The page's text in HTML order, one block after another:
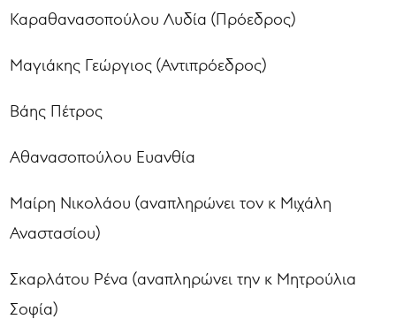
Καραθανασοπούλου Λυδία (Πρόεδρος)
Μαγιάκης Γεώργιος (Αντιπρόεδρος)
Βάης Πέτρος
Αθανασοπούλου Ευανθία
Μαίρη Νικολάου (αναπληρώνει τον κ Μιχάλη
Αναστασίου)
Σκαρλάτου Ρένα (αναπληρώνει την κ Μητρούλια
Σοφία)